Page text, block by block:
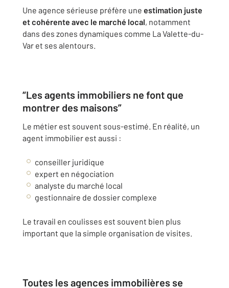
Une agence sérieuse préfère une estimation juste
et cohérente avec le marché local, notamment
dans des zones dynamiques comme La Valette-du-
Var et ses alentours.
“Les agents immobiliers ne font que
montrer des maisons”
Le métier est souvent sous-estimé. En réalité, un
agent immobilier est aussi :
conseiller juridique
expert en négociation
analyste du marché local
gestionnaire de dossier complexe
Le travail en coulisses est souvent bien plus
important que la simple organisation de visites.
Toutes les agences immobilières se